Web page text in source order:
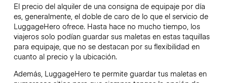
El precio del alquiler de una consigna de equipaje por día
es, generalmente, el doble de caro de lo que el servicio de
LuggageHero ofrece. Hasta hace no mucho tiempo, los
viajeros solo podían guardar sus maletas en estas taquillas
para equipaje, que no se destacan por su flexibilidad en
cuanto al precio y la ubicación.
Además, LuggageHero te permite guardar tus maletas en